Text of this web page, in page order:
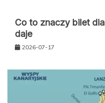
Co to znaczy bilet
daje
2026-07-17